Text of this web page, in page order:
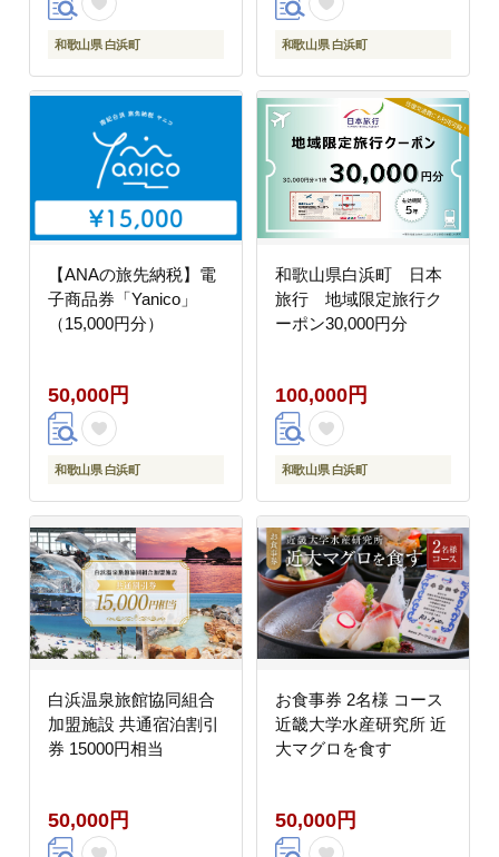
和歌山県 白浜町 和歌山県 白浜町
【ANAの旅先納税】電
子商品券「Yanico」
（15,000円分）
50,000円
和歌山県 白浜町
和歌山県白浜町 日本
旅行 地域限定旅行ク
ーポン30,000円分
100,000円
和歌山県 白浜町
白浜温泉旅館協同組合
加盟施設 共通宿泊割引
券 15000円相当
50,000円
お食事券 2名様 コース
近畿大学水産研究所 近
大マグロを食す
50,000円